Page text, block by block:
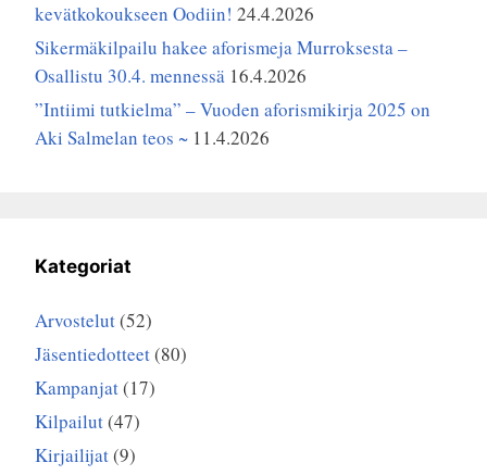
kevätkokoukseen Oodiin! 24.4.2026
Sikermäkilpailu hakee aforismeja Murroksesta –
Osallistu 30.4. mennessä 16.4.2026
”Intiimi tutkielma” – Vuoden aforismikirja 2025 on
Aki Salmelan teos ~ 11.4.2026
Kategoriat
Arvostelut(52)
Jäsentiedotteet(80)
Kampanjat(17)
Kilpailut(47)
Kirjailijat(9)